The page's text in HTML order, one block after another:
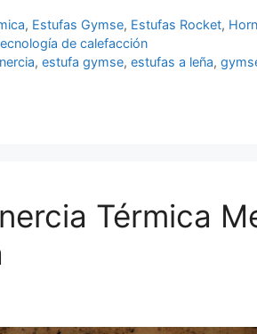
, Estufas Gymse, Estufas Rocket,
de calefacción
,estufa gymse,estufas a leña,
Térmica